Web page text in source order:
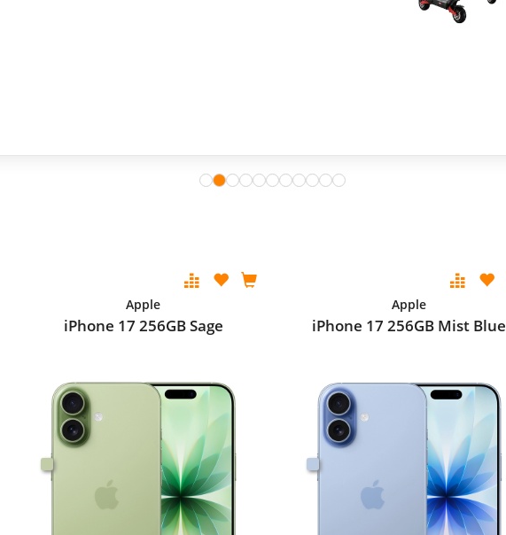
Apple
iPhone 17 256GB Sage
Apple
iPhone 17 256GB Mist Blue